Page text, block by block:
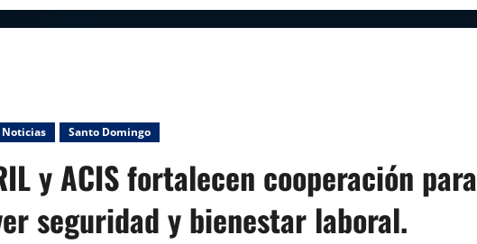
Noticias Santo Domingo
y ACIS fortalecen cooperación para
seguridad y bienestar laboral.